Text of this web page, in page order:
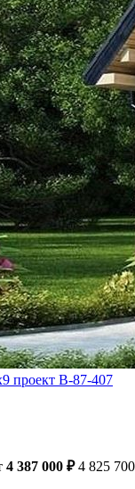
проект В-87-407
4 387 000 ₽ 4 825